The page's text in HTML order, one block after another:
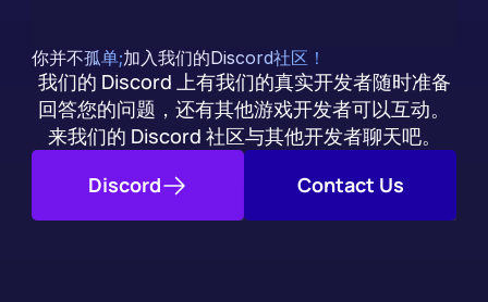
你并不孤单;加入我们的Discord社区！
我们的 Discord 上有我们的真实开发者随时准备
回答您的问题，还有其他游戏开发者可以互动。
来我们的 Discord 社区与其他开发者聊天吧。
Discord
Contact Us